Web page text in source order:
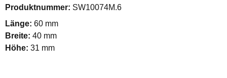
Produktnummer: SW10074M.6
Länge: 60 mm
Breite: 40 mm
Höhe: 31 mm